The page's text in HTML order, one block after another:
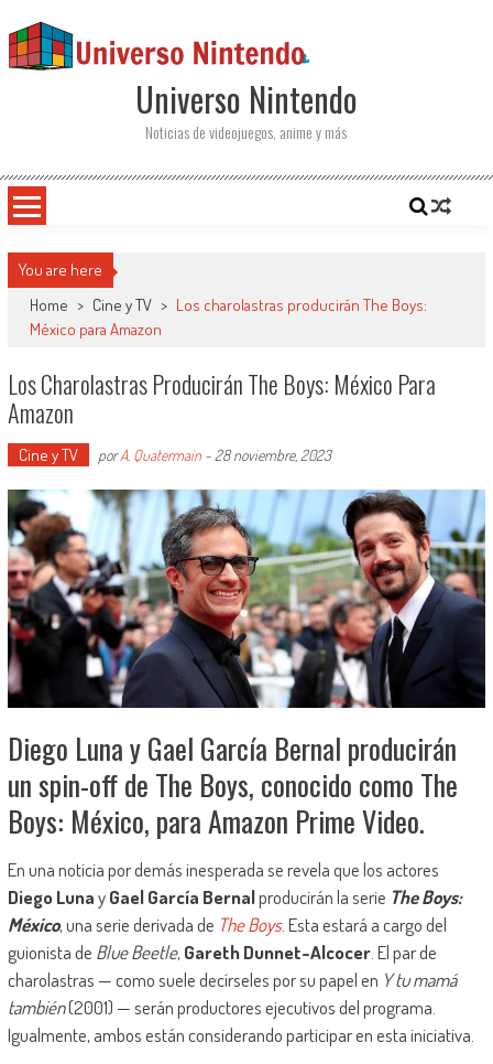
Universo Nintendo
Noticias de videojuegos, anime y más
You are here
Home > Cine y TV > Los charolastras producirán The Boys:
México para Amazon
Los Charolastras Producirán The Boys: México Para
Amazon
Cine y TV porA. Quatermain- 28 noviembre, 2023
Diego Luna y Gael García Bernal producirán
un spin-off de The Boys, conocido como The
Boys: México, para Amazon Prime Video.
En una noticia por demás inesperada se revela que los actores
Diego LunayGael García Bernalproducirán la serie The Boys:
México, una serie derivada de The Boys. Esta estará a cargo del
guionista de Blue Beetle, Gareth Dunnet-Alcocer. El par de
charolastras — como suele decírseles por su papel en Y tu mamá
también(2001) — serán productores ejecutivos del programa.
Igualmente, ambos están considerando participar en esta iniciativa.